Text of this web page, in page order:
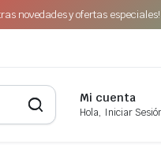
novedades y ofertas especiales!
Mi cuenta
Hola, Iniciar